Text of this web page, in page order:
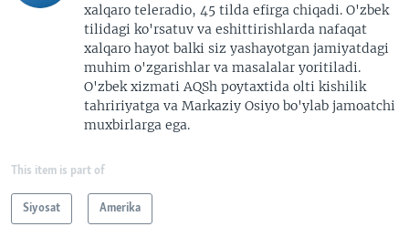
xalqaro teleradio, 45 tilda efirga chiqadi. O'zbek
tilidagi ko'rsatuv va eshittirishlarda nafaqat
xalqaro hayot balki siz yashayotgan jamiyatdagi
muhim o'zgarishlar va masalalar yoritiladi.
O'zbek xizmati AQSh poytaxtida olti kishilik
tahririyatga va Markaziy Osiyo bo'ylab jamoatchi
muxbirlarga ega.
This item is part of
Siyosat Amerika